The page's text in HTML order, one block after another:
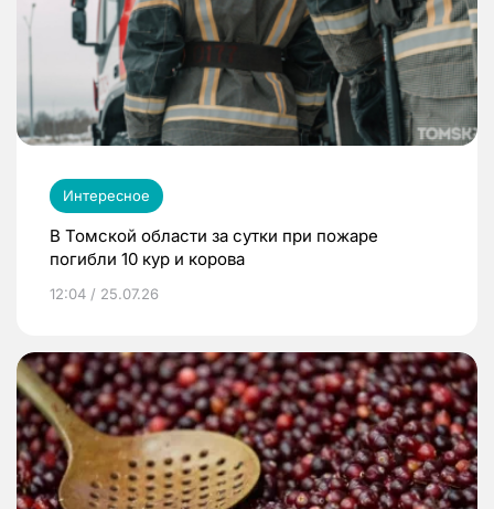
Интересное
В Томской области за сутки при пожаре
погибли 10 кур и корова
12:04 / 25.07.26